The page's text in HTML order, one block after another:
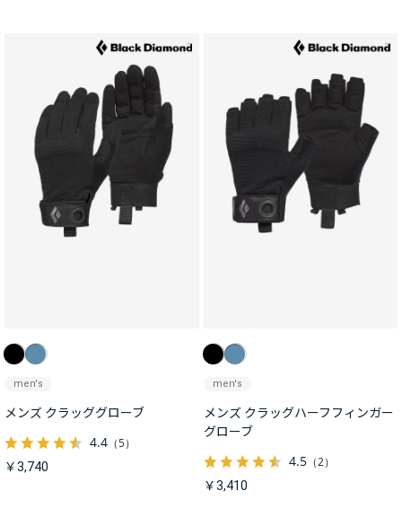
men's
メンズ クラッググローブ
4.4 （5）
￥3,740
men's
メンズ クラッグハーフフィンガー
グローブ
4.5（2）
￥3,410